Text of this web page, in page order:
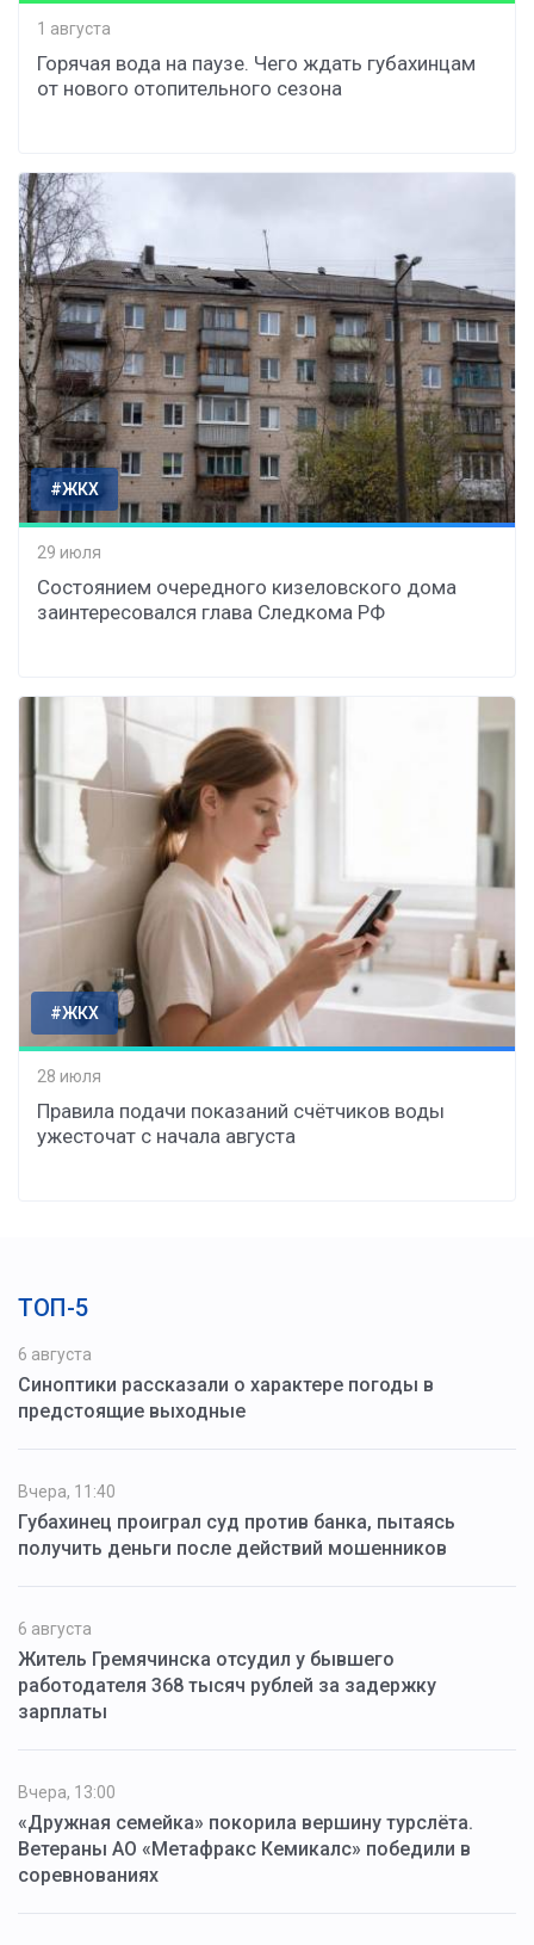
1 августа
Горячая вода на паузе. Чего ждать губахинцам
от нового отопительного сезона
#ЖКХ
29 июля
Состоянием очередного кизеловского дома
заинтересовался глава Следкома РФ
#ЖКХ
28 июля
Правила подачи показаний счётчиков воды
ужесточат с начала августа
ТОП-5
6 августа
Синоптики рассказали о характере погоды в
предстоящие выходные
Вчера, 11:40
Губахинец проиграл суд против банка, пытаясь
получить деньги после действий мошенников
6 августа
Житель Гремячинска отсудил у бывшего
работодателя 368 тысяч рублей за задержку
зарплаты
Вчера, 13:00
«Дружная семейка» покорила вершину турслёта.
Ветераны АО «Метафракс Кемикалс» победили в
соревнованиях